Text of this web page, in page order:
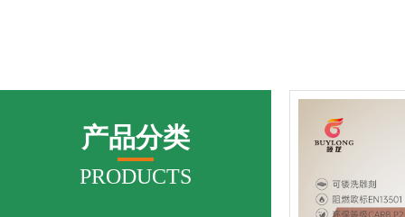
产品分类
PRODUCTS